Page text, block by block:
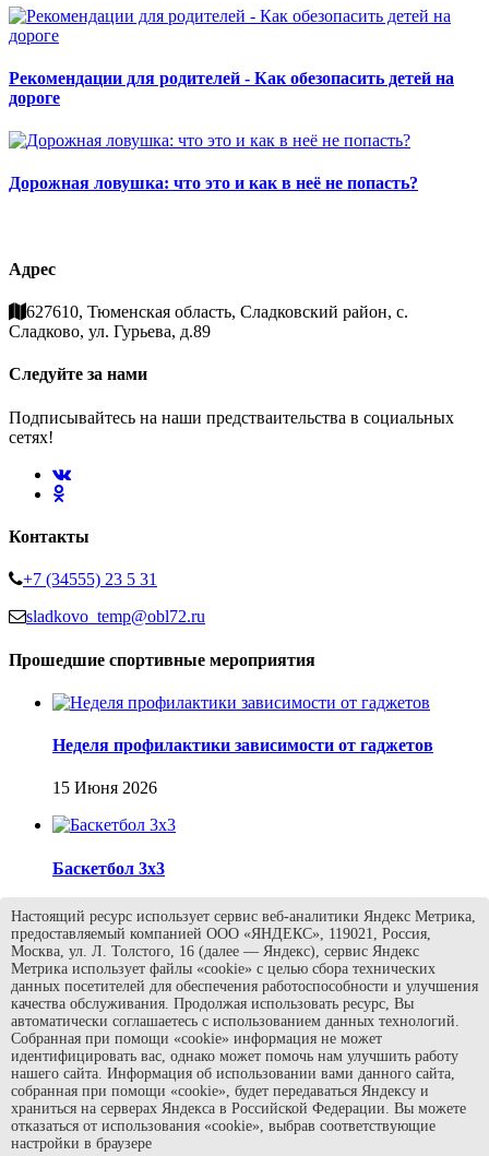
Рекомендации для родителей - Как обезопасить детей на
дороге
Дорожная ловушка: что это и как в неё не попасть?
Адрес
627610, Тюменская область, Сладковский район, с.
Сладково, ул. Гурьева, д.89
Следуйте за нами
Подписывайтесь на наши предстваительства в социальных
сетях!
Контакты
+7 (34555) 23 5 31
sladkovo_temp@obl72.ru
Прошедшие спортивные мероприятия
Неделя профилактики зависимости от гаджетов
15 Июня 2026
Баскетбол 3х3
13 Июня 2026
День 9: Спорт, книги и приключения!
11 Июня 2026
Настоящий ресурс использует сервис веб-аналитики Яндекс Метрика,
предоставляемый компанией ООО «ЯНДЕКС», 119021, Россия,
Москва, ул. Л. Толстого, 16 (далее — Яндекс), сервис Яндекс
Метрика использует файлы «cookie» с целью сбора технических
данных посетителей для обеспечения работоспособности и улучшения
качества обслуживания. Продолжая использовать ресурс, Вы
автоматически соглашаетесь с использованием данных технологий.
Собранная при помощи «cookie» информация не может
идентифицировать вас, однако может помочь нам улучшить работу
нашего сайта. Информация об использовании вами данного сайта,
собранная при помощи «cookie», будет передаваться Яндексу и
храниться на серверах Яндекса в Российской Федерации. Вы можете
отказаться от использования «cookie», выбрав соответствующие
настройки в браузере